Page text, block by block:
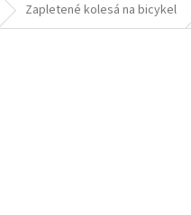
Zapletené kolesá na bicykel